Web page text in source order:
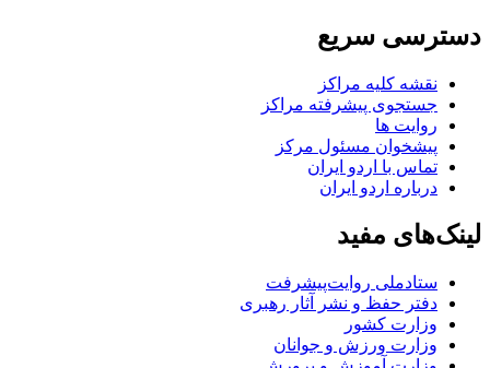
دسترسی سریع
نقشه کلیه مراکز
جستجوی پیشرفته مراکز
روایت ها
پیشخوان مسئول مرکز
تماس با اردو ایران
درباره اردو ایران
لینک‌های مفید
ستاد‌ملی روایت‌پیشرفت
دفتر حفظ و نشر آثار رهبری
وزارت کشور
وزارت ورزش و جوانان